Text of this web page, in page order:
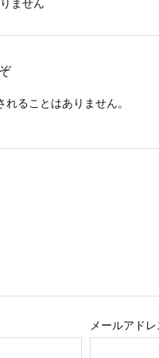
ることはありません。
メールアドレ